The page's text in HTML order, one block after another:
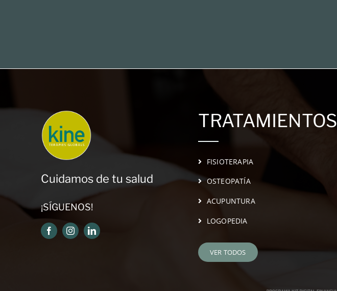
Cuidamos de tu salud
¡SÍGUENOS!
TRATAMIENTOS
FISIOTERAPIA
OSTEOPATÍA
ACUPUNTURA
LOGOPEDIA
VER TODOS